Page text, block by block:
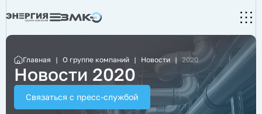
Главная | О группе компаний | Новости | 2020
Новости 2020
Связаться с пресс-службой